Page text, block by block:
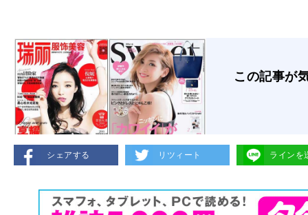
この記事が
シェアする リツィート ラインを